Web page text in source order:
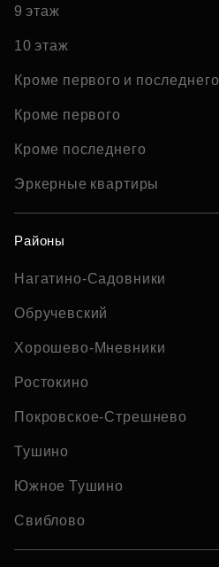
9 этаж
10 этаж
Кроме первого и последнего
Кроме первого
Кроме последнего
Эркерные квартиры
Районы
Нагатино-Садовники
Обручевский
Хорошево-Мневники
Ростокино
Покровское-Стрешнево
Тушино
Южное Тушино
Свиблово